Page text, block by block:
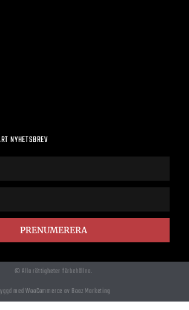
NYHETSBREV
PRENUMERERA
© Alla rättigheter förbehållna.
med WooCommerce av Boaz Marketing